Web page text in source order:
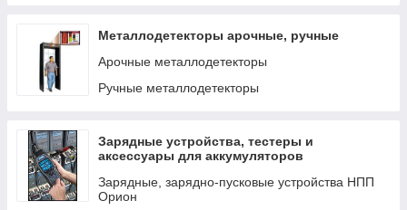
2.1 Комп. Акустика
Комплект клавиатура+мышь
Монитор
Кофеварка капельная
Кофемашина
Ламинатор А4
ITC громкоговорители
Профессиональные звуковые системы
IP аудиосистемы
Металлодетекторы арочные, ручные
Арочные металлодетекторы
Ручные металлодетекторы
Зарядные устройства, тестеры и
аксессуары для аккумуляторов
Зарядные, зарядно-пусковые устройства НПП
Орион